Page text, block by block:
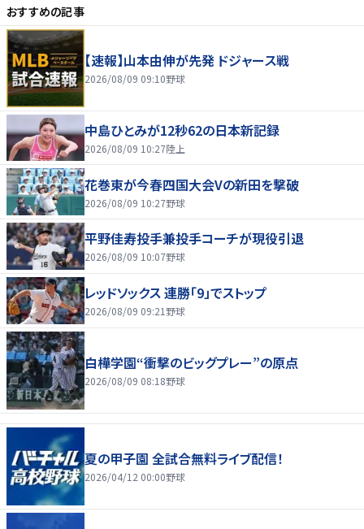
おすすめの記事
【速報】山本由伸が先発 ドジャース戦
2026/08/09 09:10野球
中島ひとみが12秒62の日本新記録
2026/08/09 10:27陸上
花巻東が今春四国大会Vの新田を撃破
2026/08/09 10:27野球
平野佳寿投手兼投手コーチが現役引退
2026/08/09 10:07野球
レッドソックス 連勝「9」でストップ
2026/08/09 09:21 野球
白樺学園“衝撃のビッグプレー”の原点
2026/08/09 08:18野球
夏の甲子園 全試合無料ライブ配信！
2026/04/12 00:00野球